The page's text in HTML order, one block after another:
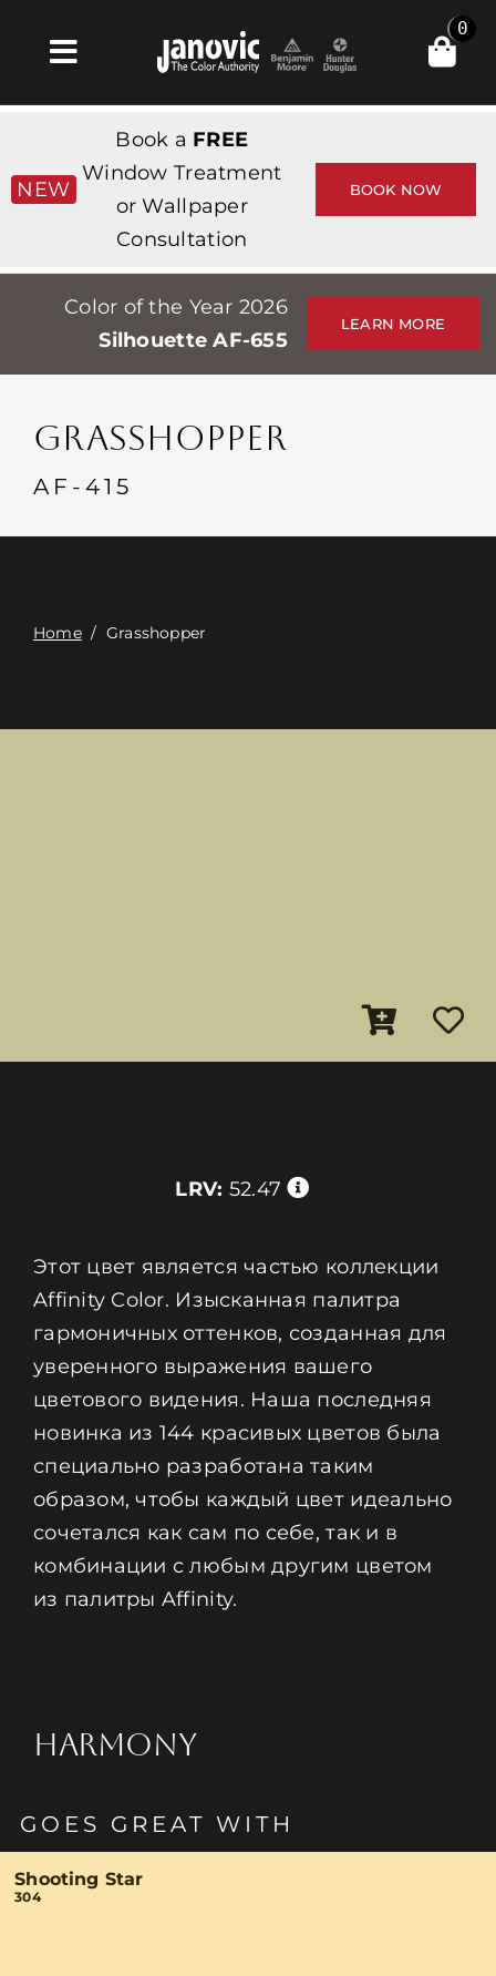
Toggle
Navigation
Products & Services
Магазин
Professionals
Stores
События
Связаться с
0
NEW
Book a FREE
Window Treatment
or Wallpaper
Consultation
BOOK NOW
Color of the Year 2026
Silhouette AF-655
LEARN MORE
GRASSHOPPER
AF-415
Home/ Grasshopper
LRV: 52.47
Этот цвет является частью коллекции
Affinity Color. Изысканная палитра
гармоничных оттенков, созданная для
уверенного выражения вашего
цветового видения. Наша последняя
новинка из 144 красивых цветов была
специально разработана таким
образом, чтобы каждый цвет идеально
сочетался как сам по себе, так и в
комбинации с любым другим цветом
из палитры Affinity.
HARMONY
GOES GREAT WITH
Shooting Star
304